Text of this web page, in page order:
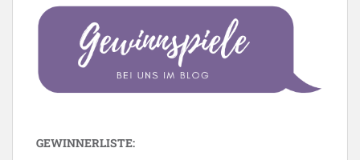
GEWINNERLISTE: